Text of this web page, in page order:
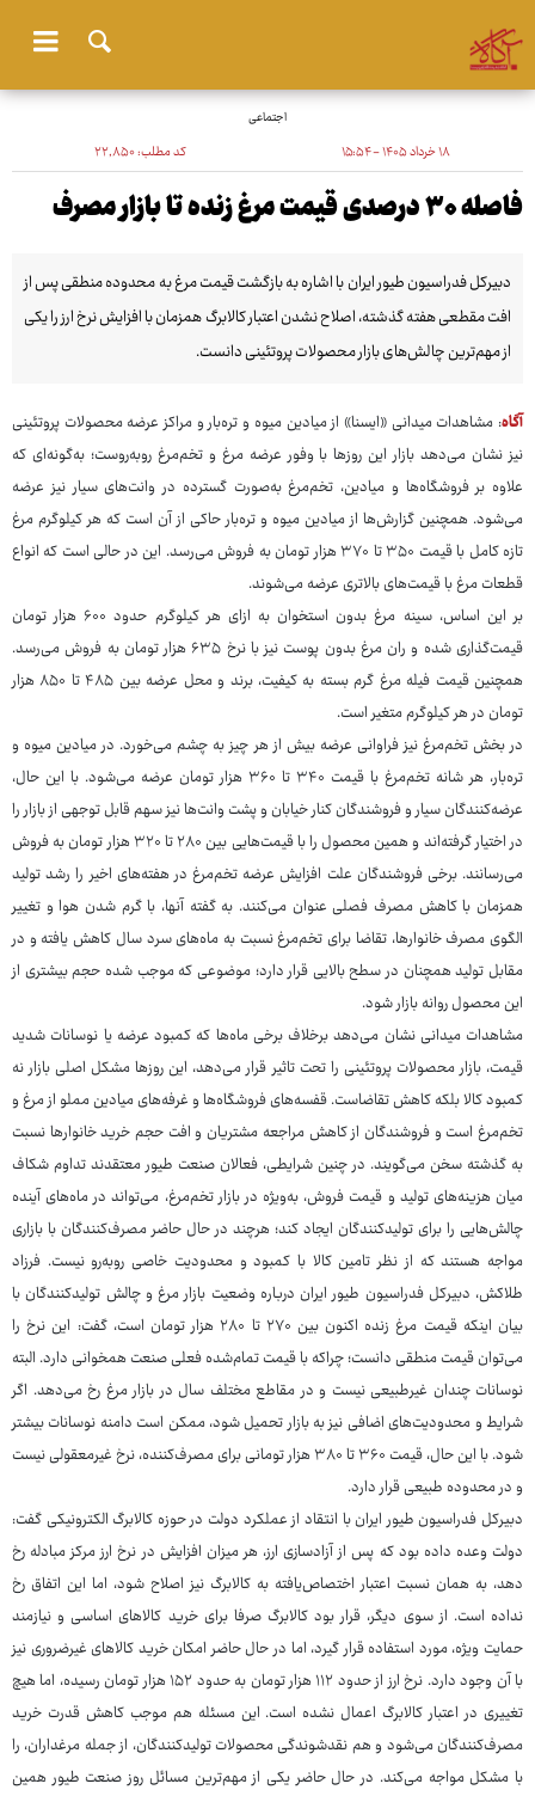
اجتماعی
۱۸ خرداد ۱۴۰۵ - ۱۵:۵۴ کد مطلب:۲۲٬۸۵۰
فاصله ۳۰ درصدی قیمت مرغ زنده تا بازار مصرف
دبیرکل فدراسیون طیور ایران با اشاره به بازگشت قیمت مرغ به محدوده منطقی پس از
افت مقطعی هفته گذشته، اصلاح نشدن اعتبار کالابرگ همزمان با افزایش نرخ ارز را یکی
از مهم‌ترین چالش‌های بازار محصولات پروتئینی دانست.
آگاه: مشاهدات میدانی «ایسنا» از میادین میوه و تره‌بار و مراکز عرضه محصولات پروتئینی
نیز نشان می‌دهد بازار این روزها با وفور عرضه مرغ و تخم‌مرغ روبه‌روست؛ به‌گونه‌ای که
علاوه بر فروشگاه‌ها و میادین، تخم‌مرغ به‌صورت گسترده در وانت‌های سیار نیز عرضه
می‌شود. همچنین گزارش‌ها از میادین میوه و تره‌بار حاکی از آن است که هر کیلوگرم مرغ
تازه کامل با قیمت ۳۵۰ تا ۳۷۰ هزار تومان به فروش می‌رسد. این در حالی است که انواع
قطعات مرغ با قیمت‌های بالاتری عرضه می‌شوند.
بر این اساس، سینه مرغ بدون استخوان به ازای هر کیلوگرم حدود ۶۰۰ هزار تومان
قیمت‌گذاری شده و ران مرغ بدون پوست نیز با نرخ ۶۳۵ هزار تومان به فروش می‌رسد.
همچنین قیمت فیله مرغ گرم بسته به کیفیت، برند و محل عرضه بین ۴۸۵ تا ۸۵۰ هزار
تومان در هر کیلوگرم متغیر است.
در بخش تخم‌مرغ نیز فراوانی عرضه بیش از هر چیز به چشم می‌خورد. در میادین میوه و
تره‌بار، هر شانه تخم‌مرغ با قیمت ۳۴۰ تا ۳۶۰ هزار تومان عرضه می‌شود. با این حال،
عرضه‌کنندگان سیار و فروشندگان کنار خیابان و پشت وانت‌ها نیز سهم قابل توجهی از بازار را
در اختیار گرفته‌اند و همین محصول را با قیمت‌هایی بین ۲۸۰ تا ۳۲۰ هزار تومان به فروش
می‌رسانند. برخی فروشندگان علت افزایش عرضه تخم‌مرغ در هفته‌های اخیر را رشد تولید
همزمان با کاهش مصرف فصلی عنوان می‌کنند. به گفته آنها، با گرم شدن هوا و تغییر
الگوی مصرف خانوارها، تقاضا برای تخم‌مرغ نسبت به ماه‌های سرد سال کاهش یافته و در
مقابل تولید همچنان در سطح بالایی قرار دارد؛ موضوعی که موجب شده حجم بیشتری از
این محصول روانه بازار شود.
مشاهدات میدانی نشان می‌دهد برخلاف برخی ماه‌ها که کمبود عرضه یا نوسانات شدید
قیمت، بازار محصولات پروتئینی را تحت تاثیر قرار می‌دهد، این روزها مشکل اصلی بازار نه
کمبود کالا بلکه کاهش تقاضاست. قفسه‌های فروشگاه‌ها و غرفه‌های میادین مملو از مرغ و
تخم‌مرغ است و فروشندگان از کاهش مراجعه مشتریان و افت حجم خرید خانوارها نسبت
به گذشته سخن می‌گویند. در چنین شرایطی، فعالان صنعت طیور معتقدند تداوم شکاف
میان هزینه‌های تولید و قیمت فروش، به‌ویژه در بازار تخم‌مرغ، می‌تواند در ماه‌های آینده
چالش‌هایی را برای تولیدکنندگان ایجاد کند؛ هرچند در حال حاضر مصرف‌کنندگان با بازاری
مواجه هستند که از نظر تامین کالا با کمبود و محدودیت خاصی روبه‌رو نیست. فرزاد
طلاکش، دبیرکل فدراسیون طیور ایران درباره وضعیت بازار مرغ و چالش تولیدکنندگان با
بیان اینکه قیمت مرغ زنده اکنون بین ۲۷۰ تا ۲۸۰ هزار تومان است، گفت: این نرخ را
می‌توان قیمت منطقی دانست؛ چراکه با قیمت تمام‌شده فعلی صنعت همخوانی دارد. البته
نوسانات چندان غیرطبیعی نیست و در مقاطع مختلف سال در بازار مرغ رخ می‌دهد. اگر
شرایط و محدودیت‌های اضافی نیز به بازار تحمیل شود، ممکن است دامنه نوسانات بیشتر
شود. با این حال، قیمت ۳۶۰ تا ۳۸۰ هزار تومانی برای مصرف‌کننده، نرخ غیرمعقولی نیست
و در محدوده طبیعی قرار دارد.
دبیرکل فدراسیون طیور ایران با انتقاد از عملکرد دولت در حوزه کالابرگ الکترونیکی گفت:
دولت وعده داده بود که پس از آزادسازی ارز، هر میزان افزایش در نرخ ارز مرکز مبادله رخ
دهد، به همان نسبت اعتبار اختصاص‌یافته به کالابرگ نیز اصلاح شود، اما این اتفاق رخ
نداده است. از سوی دیگر، قرار بود کالابرگ صرفا برای خرید کالاهای اساسی و نیازمند
حمایت ویژه، مورد استفاده قرار گیرد، اما در حال حاضر امکان خرید کالاهای غیرضروری نیز
با آن وجود دارد. نرخ ارز از حدود ۱۱۲ هزار تومان به حدود ۱۵۲ هزار تومان رسیده، اما هیچ
تغییری در اعتبار کالابرگ اعمال نشده است. این مسئله هم موجب کاهش قدرت خرید
مصرف‌کنندگان می‌شود و هم نقدشوندگی محصولات تولیدکنندگان، از جمله مرغداران، را
با مشکل مواجه می‌کند. در حال حاضر یکی از مهم‌ترین مسائل روز صنعت طیور همین